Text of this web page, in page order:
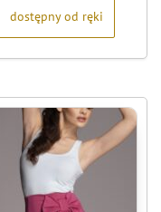
dostępny od ręki